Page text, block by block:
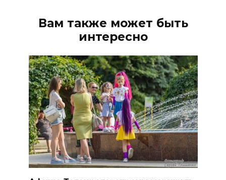
Вам также может быть
интересно